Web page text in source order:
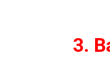
3.